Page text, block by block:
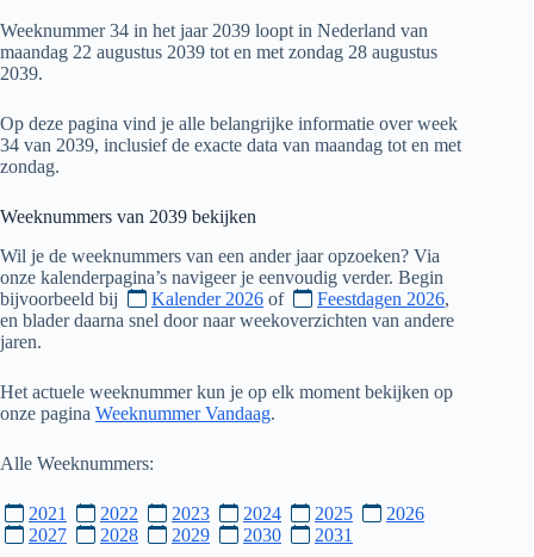
Weeknummer 34 in het jaar 2039 loopt in Nederland van
maandag 22 augustus 2039 tot en met zondag 28 augustus
2039.
Op deze pagina vind je alle belangrijke informatie over week
34 van 2039, inclusief de exacte data van maandag tot en met
zondag.
Weeknummers van 2039 bekijken
Wil je de weeknummers van een ander jaar opzoeken? Via
onze kalenderpagina’s navigeer je eenvoudig verder. Begin
bijvoorbeeld bij
Kalender 2026 of Feestdagen 2026,
en blader daarna snel door naar weekoverzichten van andere
jaren.
Het actuele weeknummer kun je op elk moment bekijken op
onze pagina Weeknummer Vandaag.
Alle Weeknummers:
2021 2022 2023 2024 2025
2026
2027
2028 2029 2030 2031